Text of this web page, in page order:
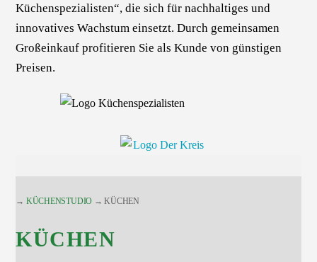
Küchenspezialisten“, die sich für nachhaltiges und
innovatives Wachstum einsetzt. Durch gemeinsamen
Großeinkauf profitieren Sie als Kunde von günstigen
Preisen.
→ KÜCHENSTUDIO → KÜCHEN
KÜCHEN